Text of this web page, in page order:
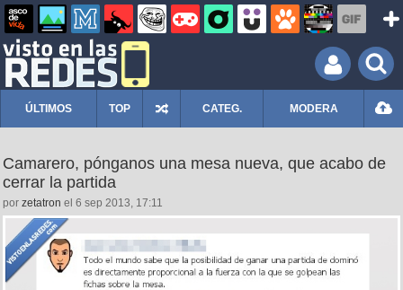
ÚLTIMOS TOP CATEG. MODERA
Camarero, pónganos una mesa nueva, que acabo de
cerrar la partida
por zetatron el 6 sep 2013, 17:11